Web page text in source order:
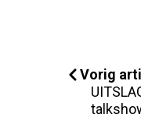
Vorig